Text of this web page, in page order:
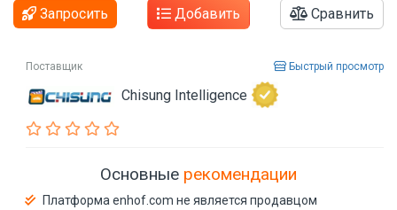
Запросить Добавить Сравнить
Поставщик Быстрый просмотр
Chisung Intelligence
Основные рекомендации
Платформа enhof.com не является продавцом